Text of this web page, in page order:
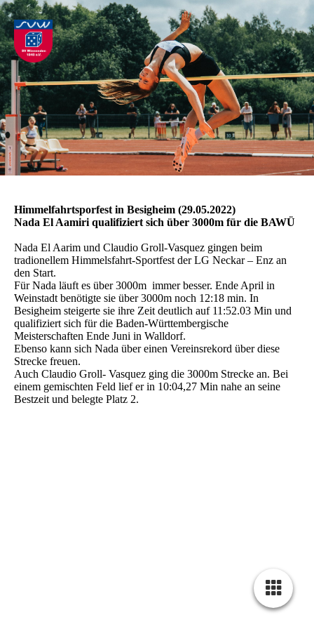
Himmelfahrtsporfest in Besigheim (29.05.2022)
Nada El Aamiri qualifiziert sich über 3000m für die BAWÜ
Nada El Aarim und Claudio Groll-Vasquez gingen beim
tradionellem Himmelsfahrt-Sportfest der LG Neckar – Enz an
den Start.
Für Nada läuft es über 3000m immer besser. Ende April in
Weinstadt benötigte sie über 3000m noch 12:18 min. In
Besigheim steigerte sie ihre Zeit deutlich auf 11:52.03 Min und
qualifiziert sich für die Baden-Württembergische
Meisterschaften Ende Juni in Walldorf.
Ebenso kann sich Nada über einen Vereinsrekord über diese
Strecke freuen.
Auch Claudio Groll- Vasquez ging die 3000m Strecke an. Bei
einem gemischten Feld lief er in 10:04,27 Min nahe an seine
Bestzeit und belegte Platz 2.